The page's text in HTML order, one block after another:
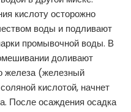
кислоту осторожно
воды и подливают
промывочной воды. В
доливают
железа (железный
кислотой, начнет
После осаждения осадка